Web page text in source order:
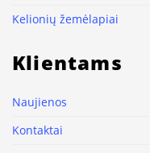
Kelionių žemėlapiai
Klientams
Naujienos
Kontaktai